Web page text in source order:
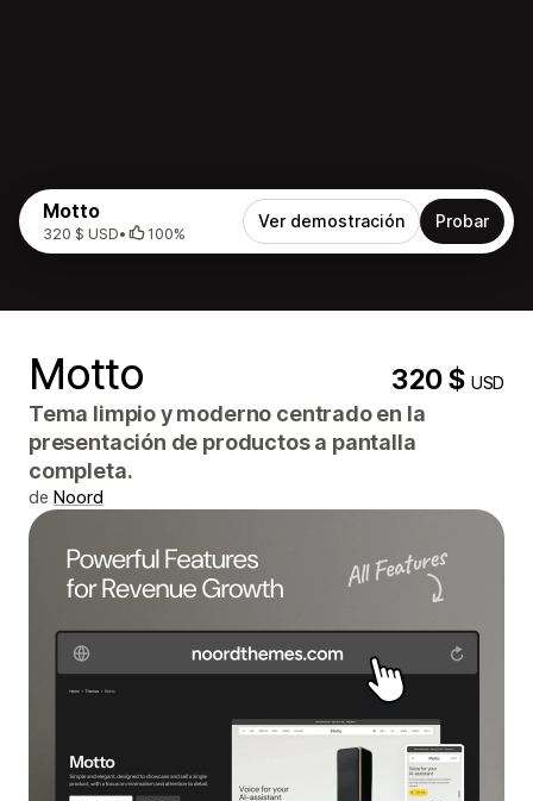
Motto
320 $ USD• 100%
Ver demostración Probar
Motto 320 $USD
Tema limpio y moderno centrado en la
presentación de productos a pantalla
completa.
de Noord